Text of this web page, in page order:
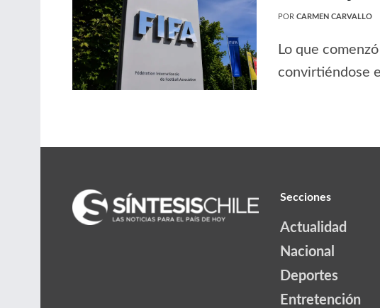
POR CARMEN CARVALLO
Lo que
convirtiéndose
Secciones
Actualidad
Nacional
Deportes
Entretención